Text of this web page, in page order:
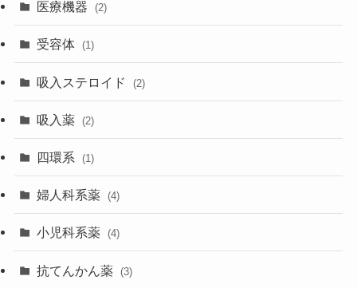
医療機器 (2)
受容体 (1)
吸入ステロイド (2)
吸入薬 (2)
四環系 (1)
婦人科系薬 (4)
小児科系薬 (4)
抗てんかん薬 (3)